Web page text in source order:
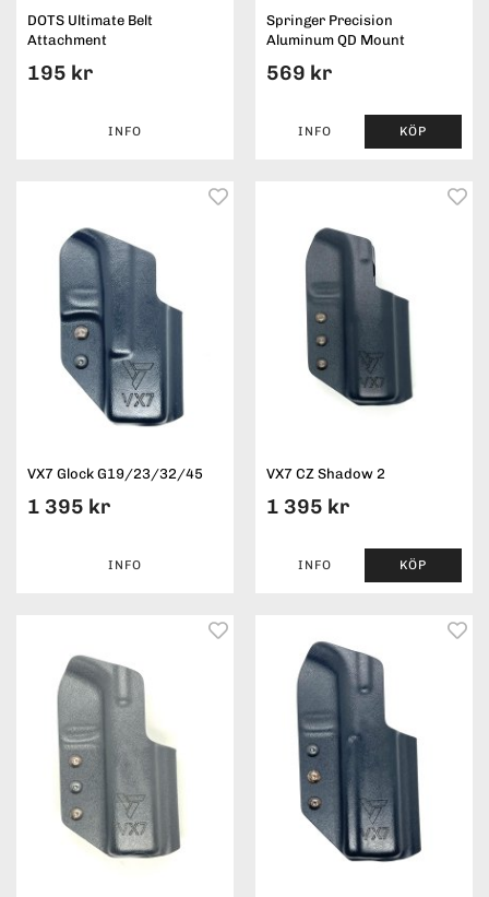
DOTS Ultimate Belt
Attachment
195 kr
INFO
Springer Precision
Aluminum QD Mount
569 kr
INFO KÖP
VX7 Glock G19/23/32/45
1 395 kr
INFO
VX7 CZ Shadow 2
1 395 kr
INFO KÖP